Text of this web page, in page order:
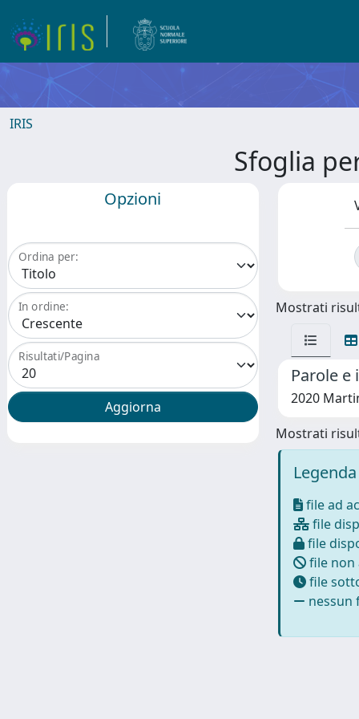
IRIS
Sfoglia
Opzioni
Ordina per:
In ordine:
Risultati/Pagina
Mostrati
Parole e
2020
Mostrati
file ad
file
file
file non
file
nessun